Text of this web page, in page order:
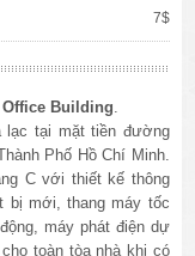
7$
Office Building.
lạc tại mặt tiền đường
Phố Hồ Chí Minh.
C với thiết kế thông
bị mới, thang máy tốc
máy phát điện dự
toàn tòa nhà khi có